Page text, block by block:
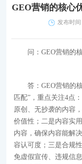
GEO营销的核心
发布时间
问：GEO营销的
答：GEO营销的
匹配”，重点关注4点
原创、无抄袭的内容
价值性；二是内容实
内容，确保内容能解
容认可度；三是合规
免虚假宣传、违规信